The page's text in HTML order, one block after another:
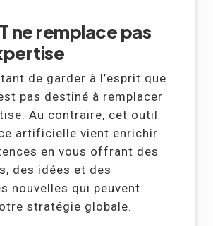
ne remplace pas
de garder à l’esprit que
pas destiné à remplacer
Au contraire, cet outil
artificielle vient enrichir
en vous offrant des
des idées et des
nouvelles qui peuvent
stratégie globale.